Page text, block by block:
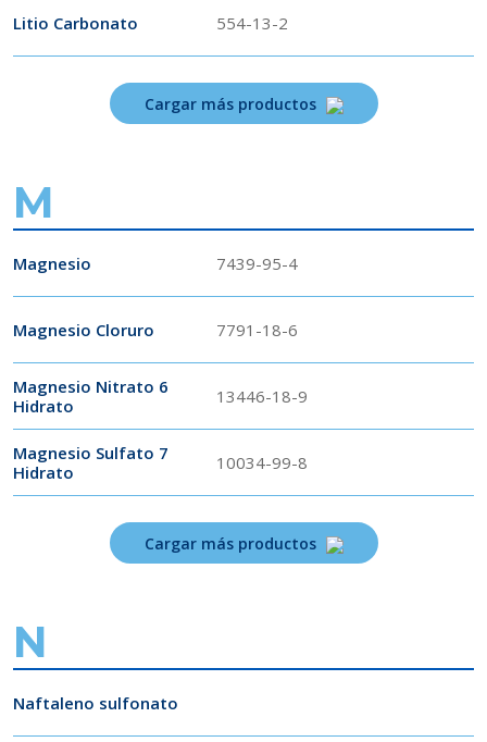
Litio Carbonato 554-13-2
Cargar más productos
M
Magnesio 7439-95-4
Magnesio Cloruro 7791-18-6
Magnesio Nitrato 6
Hidrato
13446-18-9
Magnesio Sulfato 7
Hidrato
10034-99-8
Cargar más productos
N
Naftaleno sulfonato